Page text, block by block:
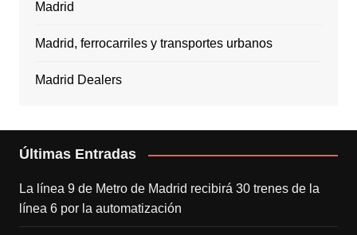
Madrid
Madrid, ferrocarriles y transportes urbanos
Madrid Dealers
Últimas Entradas
La línea 9 de Metro de Madrid recibirá 30 trenes de la
línea 6 por la automatización